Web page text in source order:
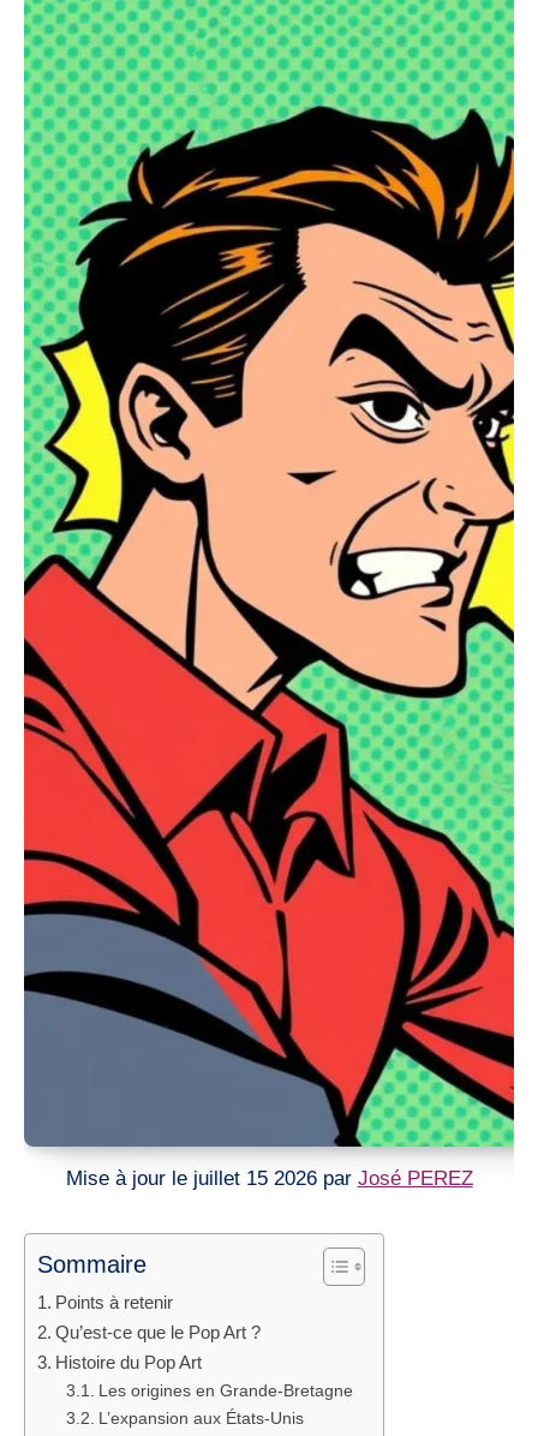
Mise à jour le juillet 15 2026 par José PEREZ
Sommaire
Points à retenir
Qu’est-ce que le Pop Art ?
Histoire du Pop Art
Les origines en Grande-Bretagne
L’expansion aux États-Unis